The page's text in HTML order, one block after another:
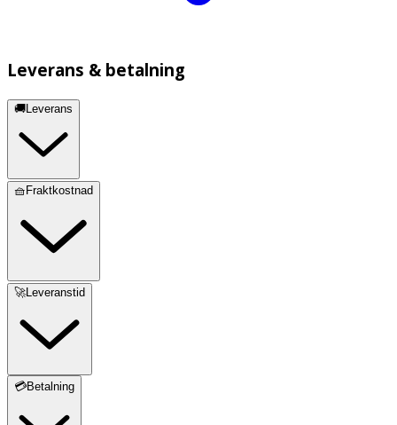
Leverans & betalning
🚚Leverans
🧺Fraktkostnad
🚀Leveranstid
💳Betalning